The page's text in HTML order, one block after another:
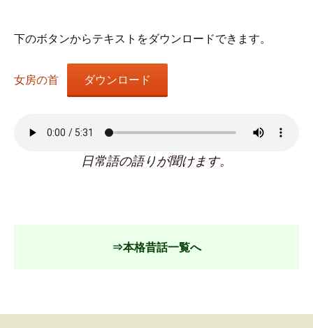
下のボタンからテキストをダウンロードできます。
女房の首 ダウンロード
日常語の語りが聞けます。
⇒本格昔話一覧へ